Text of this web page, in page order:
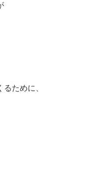
ために、